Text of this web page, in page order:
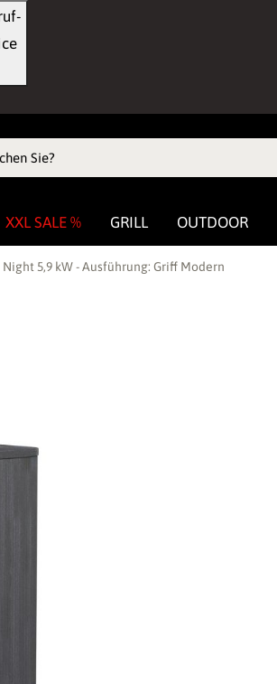
XXL SALE % GRILL OUTDOOR
5,9 kW - Ausführung: Griff Modern